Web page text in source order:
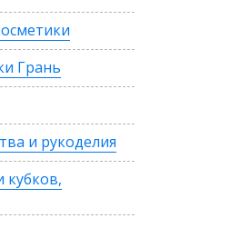
Грань
и рукоделия
кубков,